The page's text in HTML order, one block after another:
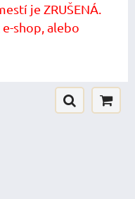
je ZRUŠENÁ.
shop, alebo